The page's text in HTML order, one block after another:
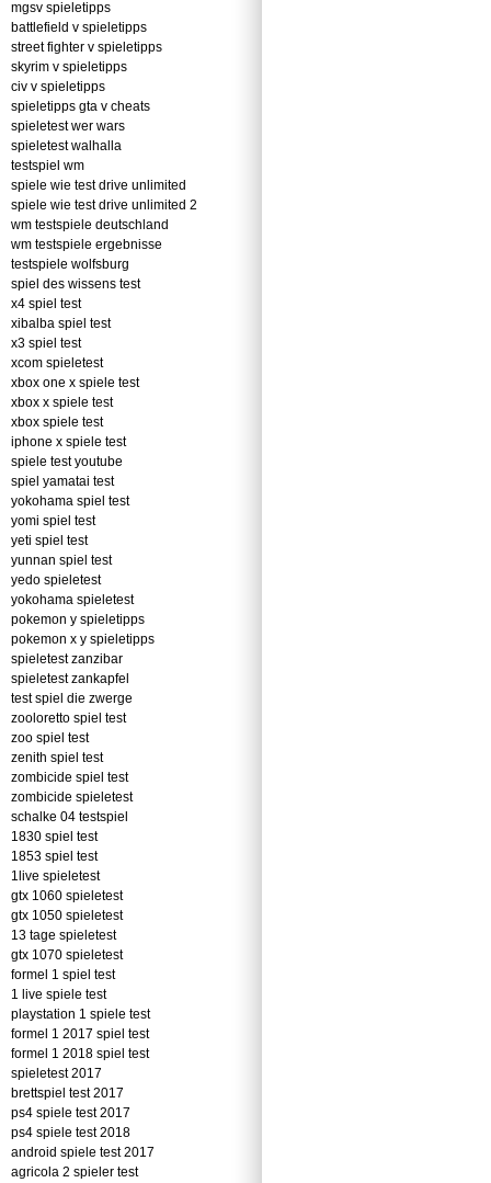
mgsv spieletipps
battlefield v spieletipps
street fighter v spieletipps
skyrim v spieletipps
civ v spieletipps
spieletipps gta v cheats
spieletest wer wars
spieletest walhalla
testspiel wm
spiele wie test drive unlimited
spiele wie test drive unlimited 2
wm testspiele deutschland
wm testspiele ergebnisse
testspiele wolfsburg
spiel des wissens test
x4 spiel test
xibalba spiel test
x3 spiel test
xcom spieletest
xbox one x spiele test
xbox x spiele test
xbox spiele test
iphone x spiele test
spiele test youtube
spiel yamatai test
yokohama spiel test
yomi spiel test
yeti spiel test
yunnan spiel test
yedo spieletest
yokohama spieletest
pokemon y spieletipps
pokemon x y spieletipps
spieletest zanzibar
spieletest zankapfel
test spiel die zwerge
zooloretto spiel test
zoo spiel test
zenith spiel test
zombicide spiel test
zombicide spieletest
schalke 04 testspiel
1830 spiel test
1853 spiel test
1live spieletest
gtx 1060 spieletest
gtx 1050 spieletest
13 tage spieletest
gtx 1070 spieletest
formel 1 spiel test
1 live spiele test
playstation 1 spiele test
formel 1 2017 spiel test
formel 1 2018 spiel test
spieletest 2017
brettspiel test 2017
ps4 spiele test 2017
ps4 spiele test 2018
android spiele test 2017
agricola 2 spieler test